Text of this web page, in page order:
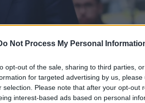
Not Process My Personal
opt-out of the sale, sharing to third parties,
for targeted advertising by us,
selection. Please note that after your opt-out
interest-based ads based on personal